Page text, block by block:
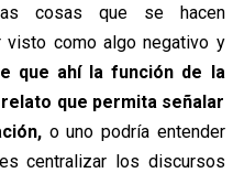
cosas que se hacen
visto como algo negativo y
que ahí la función de la
que permita señalar
o uno podría entender
centralizar los discursos